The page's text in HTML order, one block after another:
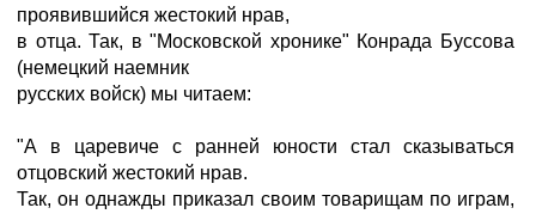
проявившийся жестокий нрав,
в отца. Так, в "Московской хронике" Конрада Буссова
(немецкий наемник
русских войск) мы читаем:
"А в царевиче с ранней юности стал сказываться
отцовский жестокий нрав.
Так, он однажды приказал своим товарищам по играм,